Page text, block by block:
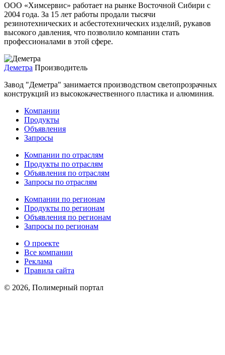
ООО «Химсервис» работает на рынке Восточной Сибири с
2004 года. За 15 лет работы продали тысячи
резинотехнических и асбестотехнических изделий, рукавов
высокого давления, что позволило компании стать
профессионалами в этой сфере.
Деметра Производитель
Завод "Деметра" занимается производством светопрозрачных
конструкций из высококачественного пластика и алюминия.
Компании
Продукты
Объявления
Запросы
Компании по отраслям
Продукты по отраслям
Объявления по отраслям
Запросы по отраслям
Компании по регионам
Продукты по регионам
Объявления по регионам
Запросы по регионам
О проекте
Все компании
Реклама
Правила сайта
© 2026, Полимерный портал